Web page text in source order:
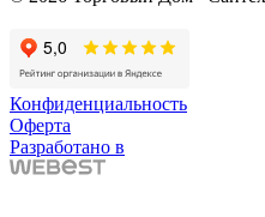
Конфиденциальность
Оферта
Разработано в